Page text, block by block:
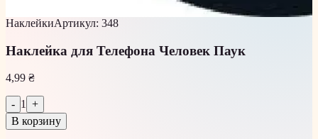
НаклейкиАртикул: 348
Наклейка для Телефона Человек Паук
4,99 ₴
- 1 +
В корзину